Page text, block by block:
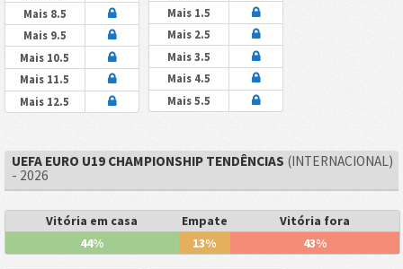
Mais 8.5
Mais 9.5
Mais 10.5
Mais 11.5
Mais 12.5
Mais 1.5
Mais 2.5
Mais 3.5
Mais 4.5
Mais 5.5
UEFA EURO U19 CHAMPIONSHIP TENDÊNCIAS (INTERNACIONAL)
- 2026
Vitória em casa Empate
Vitória fora
44%
13% 43%